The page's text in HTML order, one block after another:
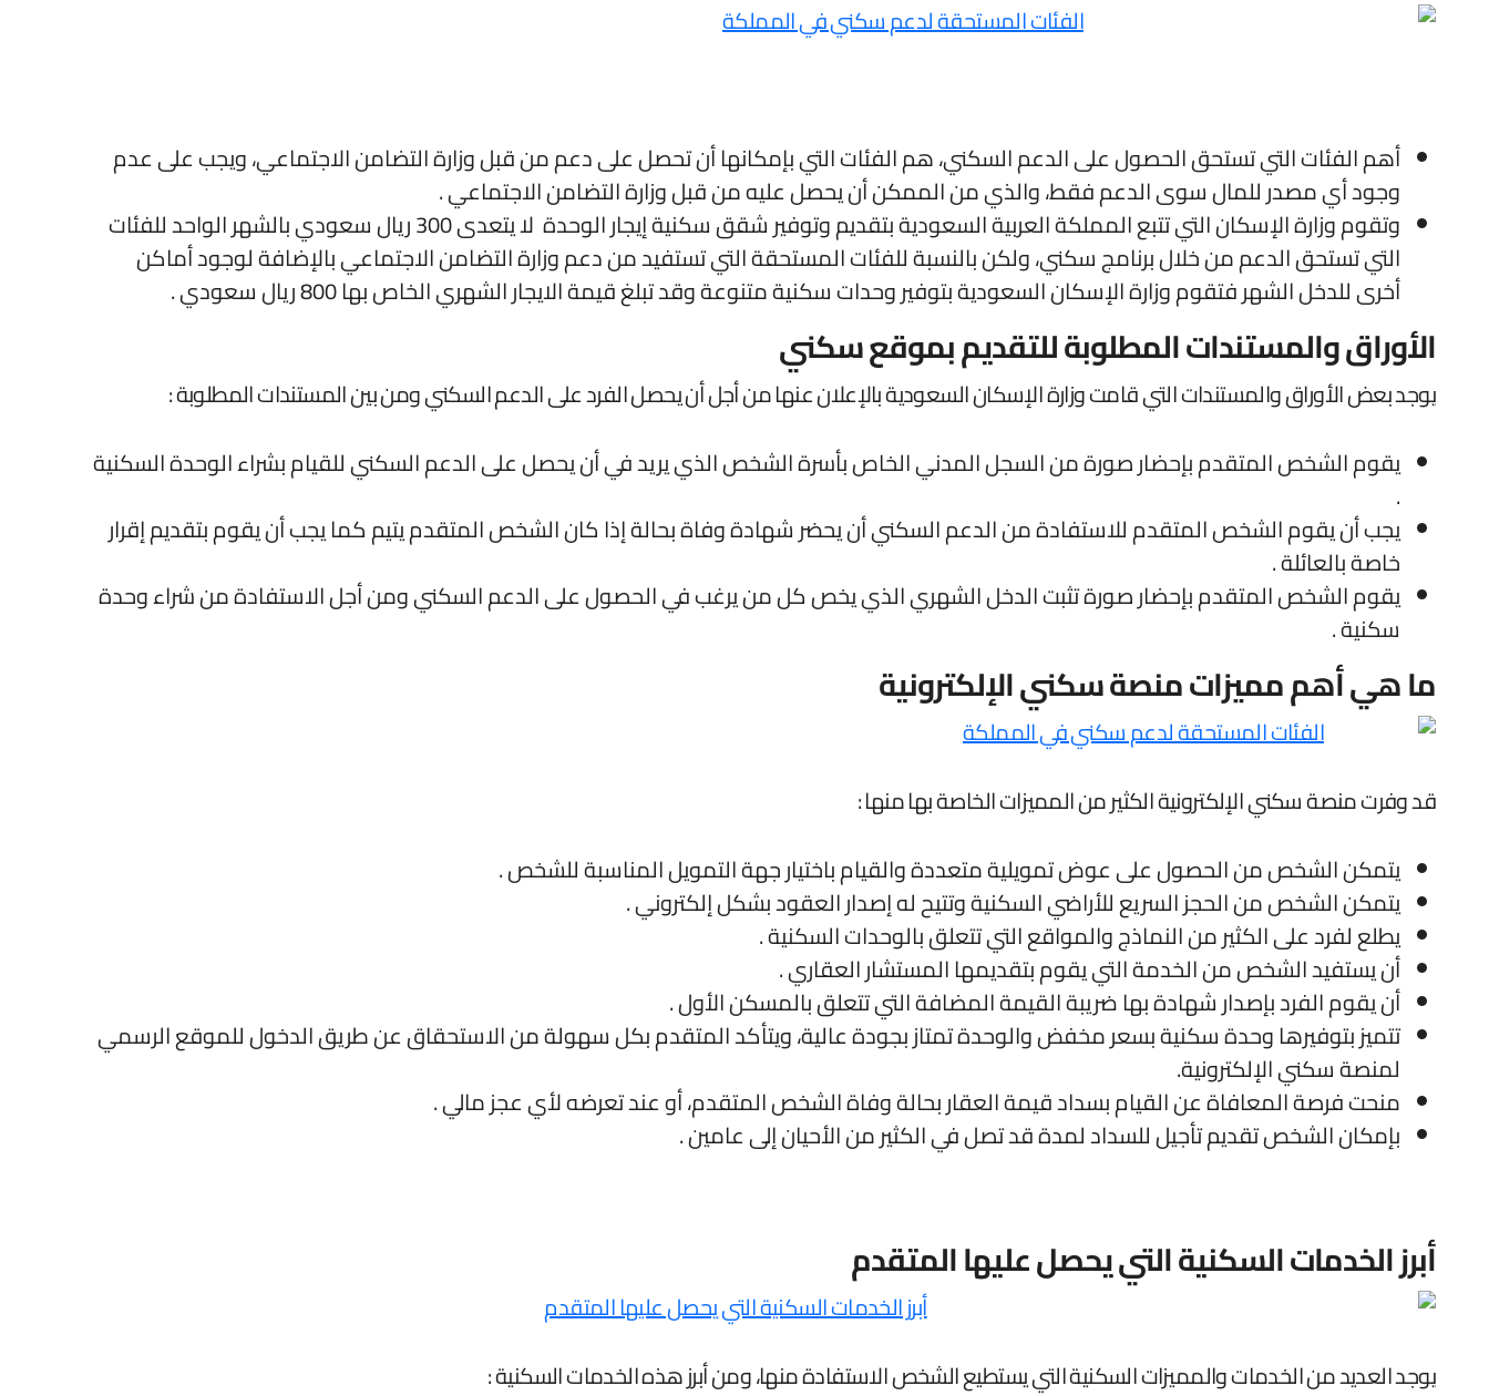
أهم الفئات التي تستحق الحصول على الدعم السكني، هم الفئات التي بإمكانها أن تحصل على دعم من قبل وزارة التضامن الاجتماعي، ويجب على عدم
وجود أي مصدر للمال سوى الدعم فقط، والذي من الممكن أن يحصل عليه من قبل وزارة التضامن الاجتماعي .
وتقوم وزارة الإسكان التي تتبع المملكة العربية السعودية بتقديم وتوفير شقق سكنية إيجار الوحدة لا يتعدى 300 ريال سعودي بالشهر الواحد للفئات
التي تستحق الدعم من خلال برنامج سكني، ولكن بالنسبة للفئات المستحقة التي تستفيد من دعم وزارة التضامن الاجتماعي بالإضافة لوجود أماكن
أخرى للدخل الشهر فتقوم وزارة الإسكان السعودية بتوفير وحدات سكنية متنوعة وقد تبلغ قيمة الايجار الشهري الخاص بها 800 ريال سعودي .
الأوراق والمستندات المطلوبة للتقديم بموقع سكني
يوجد بعض الأوراق والمستندات التي قامت وزارة الإسكان السعودية بالإعلان عنها من أجل أن يحصل الفرد على الدعم السكني ومن بين المستندات المطلوبة :
يقوم الشخص المتقدم بإحضار صورة من السجل المدني الخاص بأسرة الشخص الذي يريد في أن يحصل على الدعم السكني للقيام بشراء الوحدة السكنية
.
يجب أن يقوم الشخص المتقدم للاستفادة من الدعم السكني أن يحضر شهادة وفاة بحالة إذا كان الشخص المتقدم يتيم كما يجب أن يقوم بتقديم إقرار
خاصة بالعائلة .
يقوم الشخص المتقدم بإحضار صورة تثبت الدخل الشهري الذي يخص كل من يرغب في الحصول على الدعم السكني ومن أجل الاستفادة من شراء وحدة
سكنية .
ما هي أهم مميزات منصة سكني الإلكترونية
قد وفرت منصة سكني الإلكترونية الكثير من المميزات الخاصة بها منها :
يتمكن الشخص من الحصول على عوض تمويلية متعددة والقيام باختيار جهة التمويل المناسبة للشخص .
يتمكن الشخص من الحجز السريع للأراضي السكنية وتتيح له إصدار العقود بشكل إلكتروني .
يطلع لفرد على الكثير من النماذج والمواقع التي تتعلق بالوحدات السكنية .
أن يستفيد الشخص من الخدمة التي يقوم بتقديمها المستشار العقاري .
أن يقوم الفرد بإصدار شهادة بها ضريبة القيمة المضافة التي تتعلق بالمسكن الأول .
تتميز بتوفيرها وحدة سكنية بسعر مخفض والوحدة تمتاز بجودة عالية، ويتأكد المتقدم بكل سهولة من الاستحقاق عن طريق الدخول للموقع الرسمي
لمنصة سكني الإلكترونية.
منحت فرصة المعافاة عن القيام بسداد قيمة العقار بحالة وفاة الشخص المتقدم، أو عند تعرضه لأي عجز مالي .
بإمكان الشخص تقديم تأجيل للسداد لمدة قد تصل في الكثير من الأحيان إلى عامين .
أبرز الخدمات السكنية التي يحصل عليها المتقدم
يوجد العديد من الخدمات والمميزات السكنية التي يستطيع الشخص الاستفادة منها، ومن أبرز هذه الخدمات السكنية :